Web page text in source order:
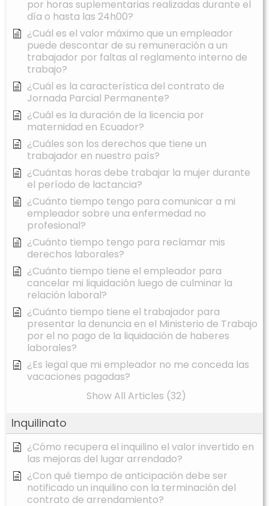
por horas suplementarias realizadas durante el
día o hasta las 24h00?
¿Cuál es el valor máximo que un empleador
puede descontar de su remuneración a un
trabajador por faltas al reglamento interno de
trabajo?
¿Cuál es la característica del contrato de
Jornada Parcial Permanente?
¿Cuál es la duración de la licencia por
maternidad en Ecuador?
¿Cuáles son los derechos que tiene un
trabajador en nuestro país?
¿Cuántas horas debe trabajar la mujer durante
el período de lactancia?
¿Cuánto tiempo tengo para comunicar a mi
empleador sobre una enfermedad no
profesional?
¿Cuánto tiempo tengo para reclamar mis
derechos laborales?
¿Cuánto tiempo tiene el empleador para
cancelar mi liquidación luego de culminar la
relación laboral?
¿Cuánto tiempo tiene el trabajador para
presentar la denuncia en el Ministerio de Trabajo
por el no pago de la liquidación de haberes
laborales?
¿Es legal que mi empleador no me conceda las
vacaciones pagadas?
Show All Articles (32)
Inquilinato
¿Cómo recupera el inquilino el valor invertido en
las mejoras del lugar arrendado?
¿Con qué tiempo de anticipación debe ser
notificado un inquilino con la terminación del
contrato de arrendamiento?